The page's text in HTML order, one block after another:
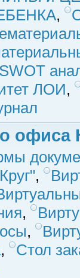
,
SWOT
ЛОИ,
офиса
,
,
,
,
Стол